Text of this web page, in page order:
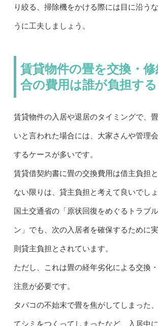
り絞る、掃除機をかける際には目に沿う
うに工夫しましょう。
賃貸物件の畳を交換・
合の費用は誰が負担する
賃貸物件の入居や退居のタイミングで、
いと言われた場合には、大家さんや管理
するケースが多いです。
賃貸借契約書に畳の交換費用は借主負担
ない限りは、貸主負担と考えて良いでしょ
国土交通省の「原状回復をめぐるトラブ
ン」でも、次の入居者を確保するために
則貸主負担とされています。
ただし、これは畳の経年劣化による交換
注意が必要です。
タバコの不始末で畳を焦がしてしまった
てシミをつくってしまったなど、入居中